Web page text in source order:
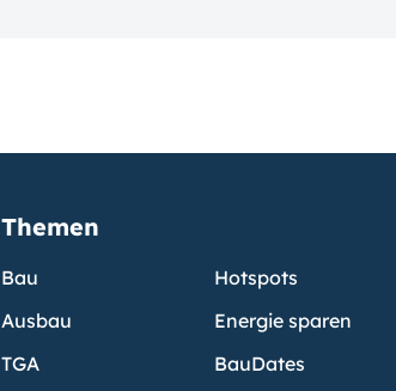
Themen
Bau
Ausbau
TGA
Hotspots
Energie sparen
BauDates